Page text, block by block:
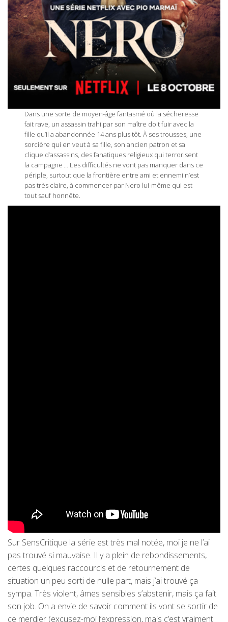
Dans une sorte de moyen-âge fantasmé où la sécheresse
fait rave, un assassin trahi par son maître doit fuir avec la
fille qu’il a abandonnée 14 ans plus tôt. À ses trousses, une
sorcière qui en veut à sa fille, son ancien patron et sa
clique d’assassins, des fanatiques religieux qui terrorisent
la campagne … Les difficultés ne vont pas manquer dans ce
périple, surtout que la frontière entre ami et ennemi n’est
pas très claire, à commencer par Nero lui-même qui est
tout sauf honnête.
Sur SensCritique la série est très mal notée, moi je ne l’ai
pas trouvé si mauvaise. Il y a plein de rebondissements,
certes quelques raccourcis et de retournement de
situation un peu sorti de nulle part, mais j’ai trouvé ça
sympa. Très violent, âmes sensibles s’abstenir, mais ça fait
son job. On a envie de savoir comment ils vont se sortir de
ce merdier (excusez-moi l’expression, mais c’est vraiment